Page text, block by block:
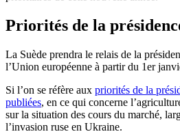
Priorités de la
La Suède prendra le relais de la
l’Union européenne à partir du 1er
Si l’on se réfère aux priorités de la
publiées, en ce qui concerne
sur la situation des cours du marché,
l’invasion ruse en Ukraine.